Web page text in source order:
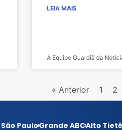
LEIA MAIS
A Equipe Guardiã da
« Anterior 1 2
São PauloGrande ABCAlto Tietê